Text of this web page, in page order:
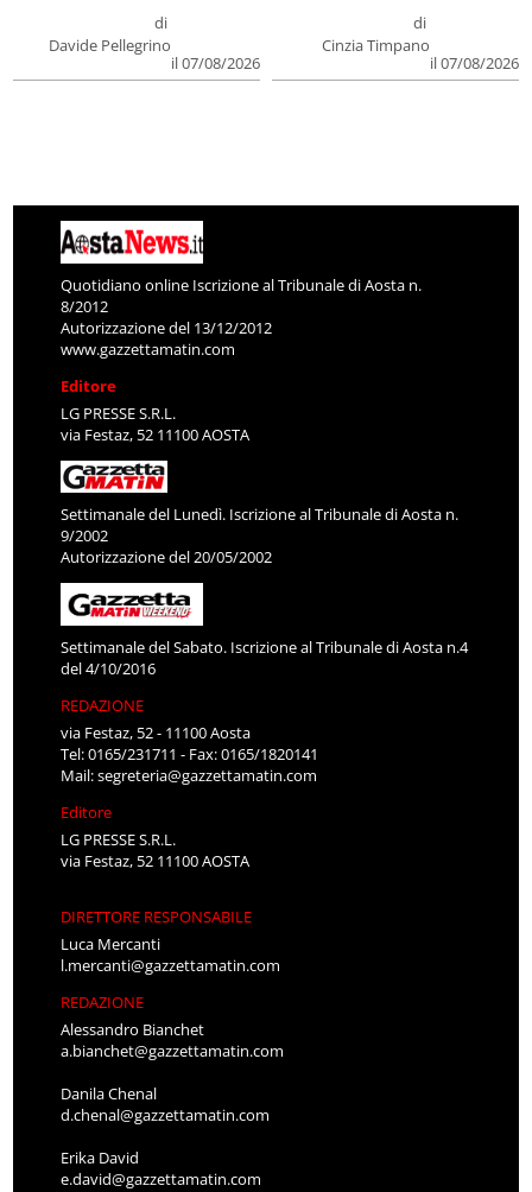
di
Davide Pellegrino
il 07/08/2026
di
Cinzia Timpano
il 07/08/2026
Quotidiano online Iscrizione al Tribunale di Aosta n.
8/2012
Autorizzazione del 13/12/2012
www.gazzettamatin.com
Editore
LG PRESSE S.R.L.
via Festaz, 52 11100 AOSTA
Settimanale del Lunedì. Iscrizione al Tribunale di Aosta n.
9/2002
Autorizzazione del 20/05/2002
Settimanale del Sabato. Iscrizione al Tribunale di Aosta n.4
del 4/10/2016
REDAZIONE
via Festaz, 52 - 11100 Aosta
Tel: 0165/231711 - Fax: 0165/1820141
Mail:segreteria@gazzettamatin.com
Editore
LG PRESSE S.R.L.
via Festaz, 52 11100 AOSTA
DIRETTORE RESPONSABILE
Luca Mercanti
l.mercanti@gazzettamatin.com
REDAZIONE
Alessandro Bianchet
a.bianchet@gazzettamatin.com
Danila Chenal
d.chenal@gazzettamatin.com
Erika David
e.david@gazzettamatin.com